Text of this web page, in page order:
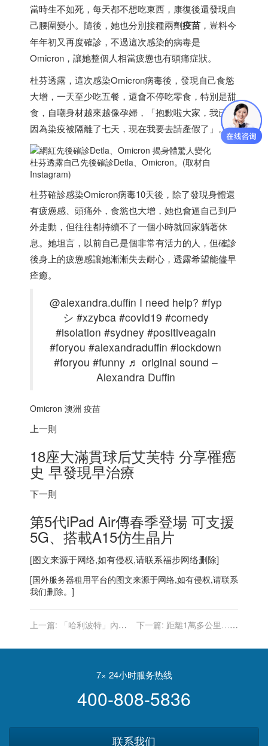
當時生不如死，每天都不想吃東西，康復後還發現自
己腰圍變小。隨後，她也分別接種兩劑疫苗 ，豈料今
年年初又再度確診，不過這次感染的病毒是
Omicron，讓她整個人相當疲憊也有頭痛症狀。
杜芬透露，這次感染Omicron病毒後，發現自己食慾
大增，一天至少吃五餐，還會不停吃零食，特別是甜
食，自嘲身材越來越像孕婦，「抱歉啦大家，我已經
因為染疫被隔離了七天，現在我要去請產假了」。
杜芬透露自己先後確診Detla、Omicron。(取材自
Instagram)
杜芬確診感染Omicron病毒10天後，除了發現身體還
有疲憊感、頭痛外，食慾也大增，她也會逼自己到戶
外走動，但往往都持續不了一個小時就回家躺著休
息。她坦言，以前自己是個非常有活力的人，但確診
後身上的疲憊感讓她漸漸失去耐心，透露希望能儘早
痊癒。
@alexandra.duffin I need help? #fyp
シ #xzybca #covid19 #comedy
#isolation #sydney #positiveagain
#foryou #alexandraduffin #lockdown
#foryou #funny ♬ original sound –
Alexandra Duffin
Omicron 澳洲 疫苗
上一則
18座大滿貫球后艾芙特 分享罹癌
史 早發現早治療
下一則
第5代iPad Air傳春季登場 可支援
5G、搭載A15仿生晶片
[图文来源于网络,如有侵权,请联系福步网络删除]
[国外服务器租用平台的图文来源于网络,如有侵权,请联系
我们删除。]
上一篇:
「哈利波特」內訌
這樣
下一篇: 距離1萬多公里…東
死
7× 24小时服务热线
400-808-5836
联系我们